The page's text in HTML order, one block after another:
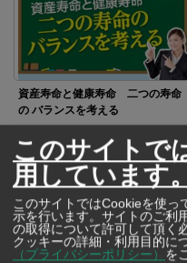
資産寿命と健康寿命 二つの寿命
の バランスを考える
SNSで毎日ニュースを配信
このサイトで
用しています。
このサイトではCookieを使っ
示を行います。サイトのご利
の取得について許可して頂く
クッキーの詳細・利用目的に
（プライバシーポリシー）
を